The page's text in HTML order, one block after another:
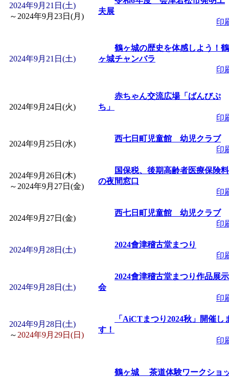
2024年9月21日(土)
～ 2024年9月23日(月)
夫展
印
2024年9月21日(土)
鶴ヶ城の歴史を体感しよう！鶴
ヶ城チャンバラ
印
2024年9月24日(火)
赤ちゃん交流広場「ばんびぷ
ち」
印
2024年9月25日(水)
西七日町児童館 幼児クラブ
印
2024年9月26日(木)
～ 2024年9月27日(金)
国保税、後期高齢者医療保険料
の夜間窓口
印
2024年9月27日(金)
西七日町児童館 幼児クラブ
印
2024年9月28日(土)
2024會津稽古堂まつり
印
2024年9月28日(土)
2024會津稽古堂まつり作品展示
会
印
2024年9月28日(土)
～ 2024年9月29日(日)
「AiCTまつり2024秋」開催し
す！
印
鶴ヶ城 茶道体験ワークショ